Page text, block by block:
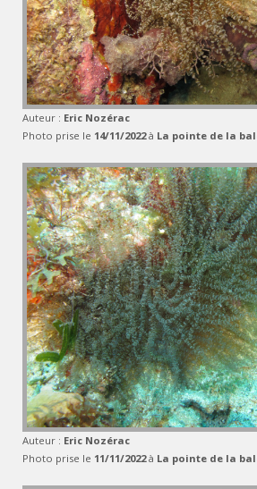
Auteur : Eric Nozérac
Photo prise le 14/11/2022à La pointe de la
Auteur : Eric Nozérac
Photo prise le 11/11/2022à La pointe de la